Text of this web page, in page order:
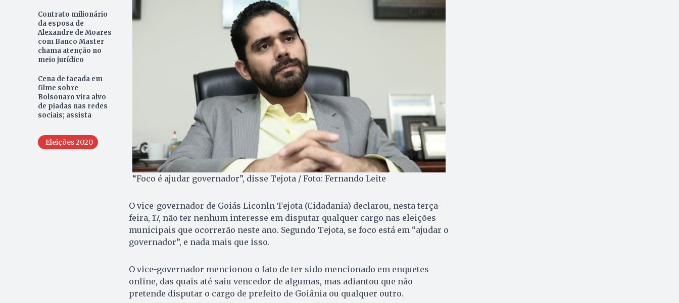
Contrato milionário
da esposa de
Alexandre de Moares
com Banco Master
chama atenção no
meio jurídico
Cena de facada em
filme sobre
Bolsonaro vira alvo
de piadas nas redes
sociais; assista
Eleições 2020
“Foco é ajudar governador”, disse Tejota / Foto: Fernando Leite
O vice-governador de Goiás Liconln Tejota (Cidadania) declarou, nesta terça-
feira, 17, não ter nenhum interesse em disputar qualquer cargo nas eleições
municipais que ocorrerão neste ano. Segundo Tejota, se foco está em “ajudar o
governador”, e nada mais que isso.
O vice-governador mencionou o fato de ter sido mencionado em enquetes
online, das quais até saiu vencedor de algumas, mas adiantou que não
pretende disputar o cargo de prefeito de Goiânia ou qualquer outro.